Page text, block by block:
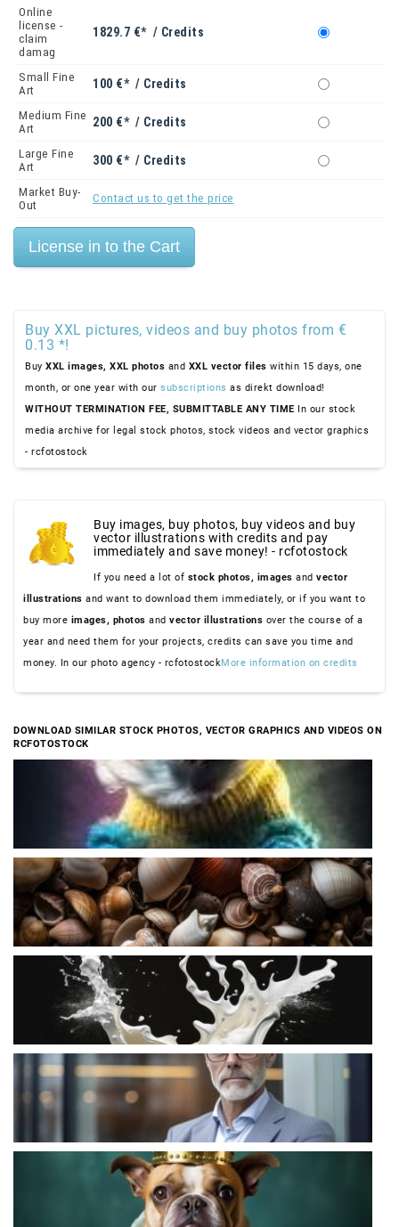
Online
license -
claim
damag
1829.7 €* / Credits
Small Fine
Art
100 €* / Credits
Medium Fine
Art
200 €* / Credits
Large Fine
Art
300 €* / Credits
Market Buy-
Out
Contact us to get the price
Buy XXL pictures, videos and buy photos from €
0.13 *!
Buy XXL images, XXL photos and XXL vector files within 15 days, one
month, or one year with our subscriptions as direkt download!
WITHOUT TERMINATION FEE, SUBMITTABLE ANY TIME In our stock
media archive for legal stock photos, stock videos and vector graphics
- rcfotostock
Buy images, buy photos, buy videos and buy
vector illustrations with credits and pay
immediately and save money! - rcfotostock
If you need a lot of stock photos, images and vector
illustrations and want to download them immediately, or if you want to
buy more images, photos and vector illustrations over the course of a
year and need them for your projects, credits can save you time and
money. In our photo agency - rcfotostockMore information on credits
DOWNLOAD SIMILAR STOCK PHOTOS, VECTOR GRAPHICS AND VIDEOS ON
RCFOTOSTOCK